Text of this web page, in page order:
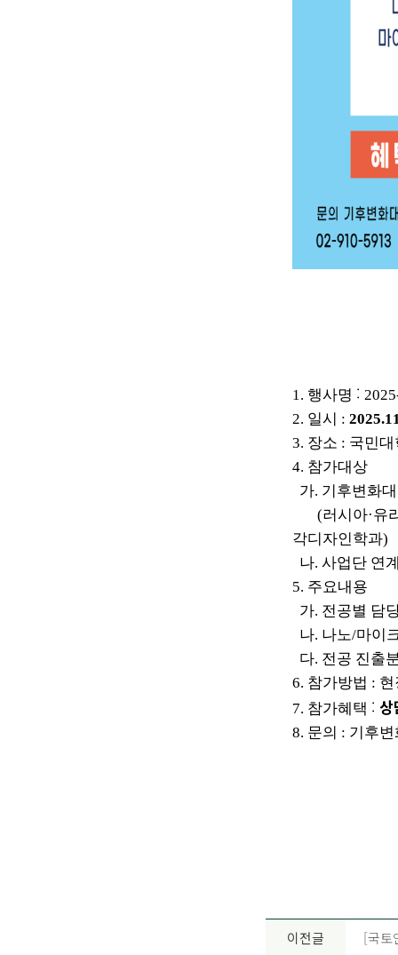
1. 행사명 :
2. 일시 :
3. 장소 : 국민
4. 참가대상
가. 기후변화
(러시아·유라
각디자인학과)
나. 사업단 연
5. 주요내용
가. 전공별 담
나. 나노/마이
다. 전공 진출
6. 참가방법 :
7. 참가혜택 :
8. 문의 : 기후
이전글 [국토